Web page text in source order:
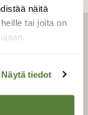
näitä
tai joita on
Näytä tiedot
Luonto